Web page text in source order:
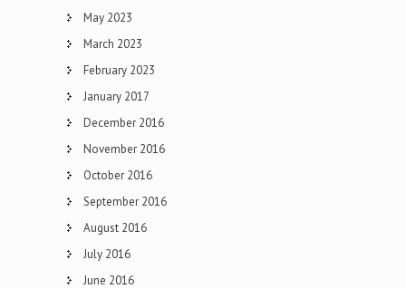
May 2023
March 2023
February 2023
January 2017
December 2016
November 2016
October 2016
September 2016
August 2016
July 2016
June 2016